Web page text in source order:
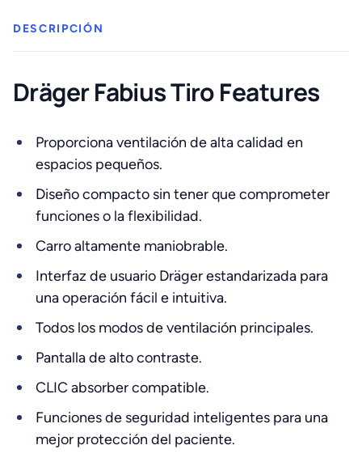
DESCRIPCIÓN
Dräger Fabius Tiro Features
Proporciona ventilación de alta calidad en
espacios pequeños.
Diseño compacto sin tener que comprometer
funciones o la flexibilidad.
Carro altamente maniobrable.
Interfaz de usuario Dräger estandarizada para
una operación fácil e intuitiva.
Todos los modos de ventilación principales.
Pantalla de alto contraste.
CLIC absorber compatible.
Funciones de seguridad inteligentes para una
mejor protección del paciente.